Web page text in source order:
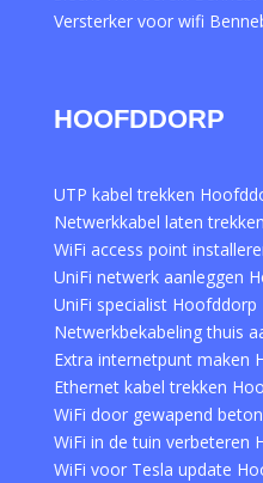
Versterker voor wifi
HOOFDDORP
UTP kabel trekken
Netwerkkabel laten
WiFi access point
UniFi netwerk aanleggen
UniFi specialist Hoofddorp
Netwerkbekabeling thuis
Extra internetpunt maken
Ethernet kabel trekken
WiFi door gewapend
WiFi in de tuin verbeteren
WiFi voor Tesla update